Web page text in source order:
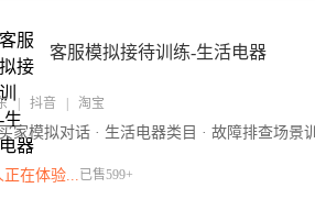
客服模拟接待训练-生活电器
| 抖音 | 淘宝
家模拟对话 · 生活电器类目 · 故障排查场景
正在体验...已售599+